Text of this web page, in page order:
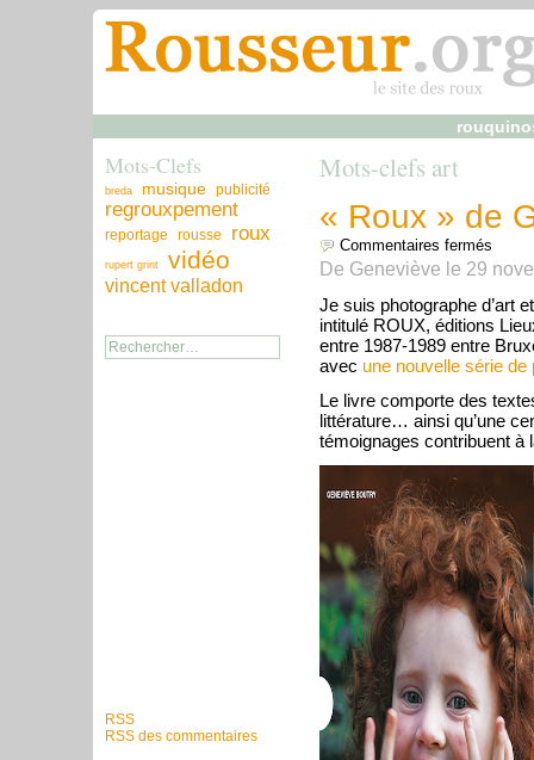
Mots-Clefs
breda musique publicité
regrouxpement
reportage rousse roux
rupert grint vidéo
vincent valladon
RSS
RSS des commentaires
Mots-clefs art
« Roux » de
Commentaires ferméssur «
De Geneviève le 29
Je suis photographe d’art
intitulé ROUX, éditions
entre 1987-1989 entre
avec une nouvelle série de
Le livre comporte des
littérature… ainsi qu’une
témoignages contribuent à